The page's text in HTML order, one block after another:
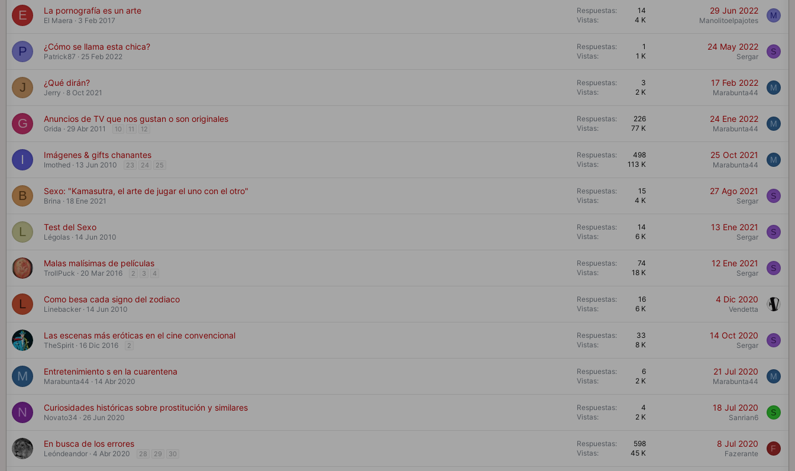
E La pornografía es un arte
El Maera 3 Feb 2017
Respuestas
14
Vistas
4 K
29 Jun 2022
Manolitoelpajotes
M
P ¿Cómo se llama esta chica?
Patrick87 25 Feb 2022
Respuestas
1
Vistas
1 K
24 May 2022
Sergar
S
J ¿Qué dirán?
Jerry 8 Oct 2021
Respuestas
3
Vistas
2 K
17 Feb 2022
Marabunta44
M
G Anuncios de TV que nos gustan o son originales
Grida 29 Abr 2011 10 11 12
Respuestas
226
Vistas
77 K
24 Ene 2022
Marabunta44
M
I Imágenes & gifts chanantes
Imothed 13 Jun 2010 23 24 25
Respuestas
498
Vistas
113 K
25 Oct 2021
Marabunta44
M
B Sexo: "Kamasutra, el arte de jugar el uno con el otro"
Brina 18 Ene 2021
Respuestas
15
Vistas
4 K
27 Ago 2021
Sergar
S
L Test del Sexo
Légolas 14 Jun 2010
Respuestas
14
Vistas
6 K
13 Ene 2021
Sergar
S
Malas malísimas de películas
TrollPuck 20 Mar 2016 2 3 4
Respuestas
74
Vistas
18 K
12 Ene 2021
Sergar
S
L Como besa cada signo del zodiaco
Linebacker 14 Jun 2010
Respuestas
16
Vistas
6 K
4 Dic 2020
Vendetta
Las escenas más eróticas en el cine convencional
TheSpirit 16 Dic 2016 2
Respuestas
33
Vistas
8 K
14 Oct 2020
Sergar
S
M Entretenimiento s en la cuarentena
Marabunta44 14 Abr 2020
Respuestas
6
Vistas
2 K
21 Jul 2020
Marabunta44
M
N Curiosidades históricas sobre prostitución y similares
Novato34 26 Jun 2020
Respuestas
4
Vistas
2 K
18 Jul 2020
Sanrian6
S
En busca de los errores
Leóndeandor 4 Abr 2020 28 29 30
Respuestas
598
Vistas
45 K
8 Jul 2020
Fazerante
F